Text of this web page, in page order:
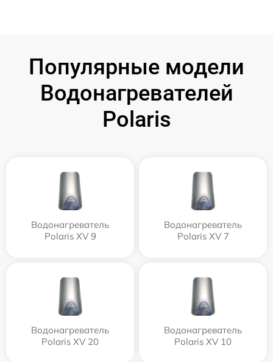
Популярные модели
Водонагревателей
Polaris
Водонагреватель
Polaris XV 9
Водонагреватель
Polaris XV 7
Водонагреватель
Polaris XV 20
Водонагреватель
Polaris XV 10